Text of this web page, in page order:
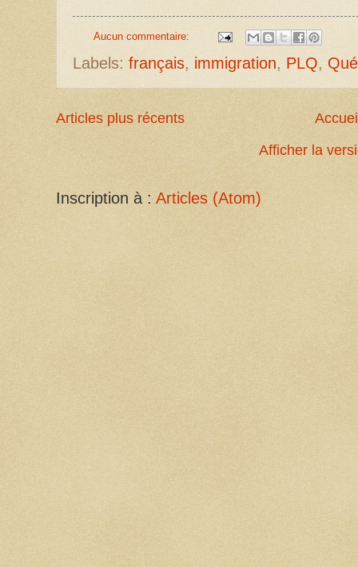
Aucun commentaire:
Labels: français, immigration, PLQ,
Articles plus récents
Afficher la
Inscription à : Articles (Atom)